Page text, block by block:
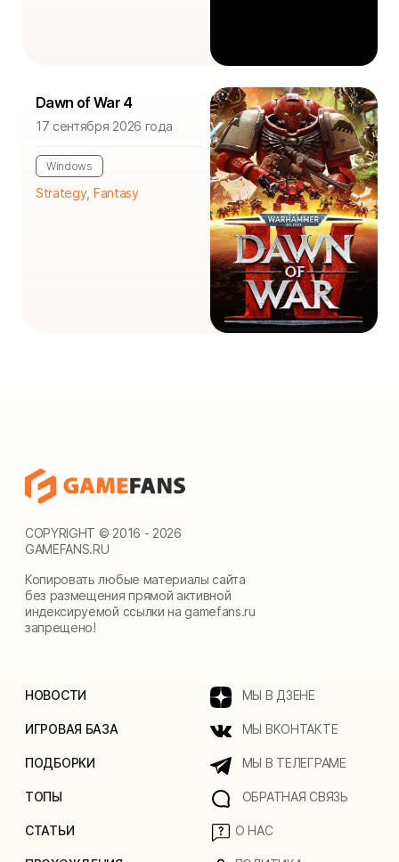
Dawn of War 4
17 сентября 2026 года
Windows
Strategy, Fantasy
COPYRIGHT © 2016 - 2026
GAMEFANS.RU
Копировать любые материалы сайта
без размещения прямой активной
индексируемой ссылки на gamefans.ru
запрещено!
НОВОСТИ
ИГРОВАЯ БАЗА
ПОДБОРКИ
ТОПЫ
СТАТЬИ
МЫ В ДЗЕНЕ
МЫ ВКОНТАКТЕ
МЫ В ТЕЛЕГРАМЕ
ОБРАТНАЯ СВЯЗЬ
О НАС